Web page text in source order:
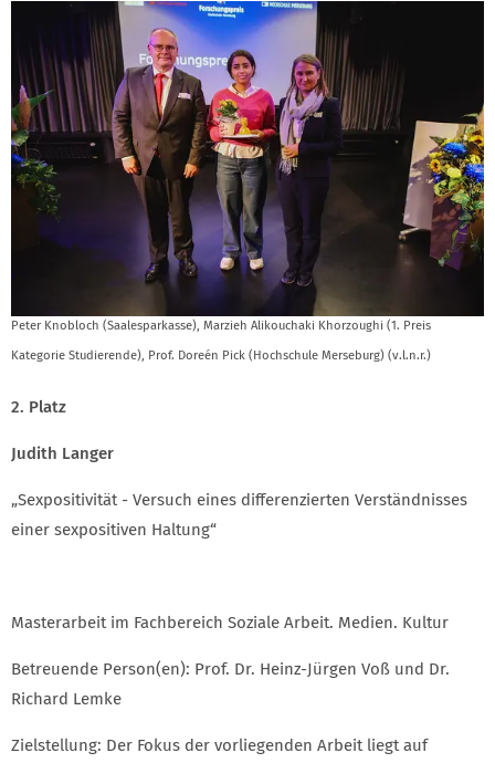
Peter Knobloch (Saalesparkasse), Marzieh Alikouchaki Khorzoughi (1. Preis
Kategorie Studierende), Prof. Doreén Pick (Hochschule Merseburg) (v.l.n.r.)
2. Platz
Judith Langer
„Sexpositivität - Versuch eines differenzierten Verständnisses
einer sexpositiven Haltung“
Masterarbeit im Fachbereich Soziale Arbeit. Medien. Kultur
Betreuende Person(en): Prof. Dr. Heinz-Jürgen Voß und Dr.
Richard Lemke
Zielstellung: Der Fokus der vorliegenden Arbeit liegt auf